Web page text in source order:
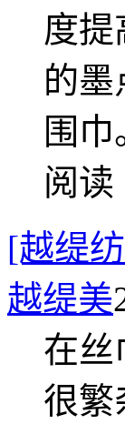
度
的
围
阅读
[越缇
越缇美
在丝
很繁